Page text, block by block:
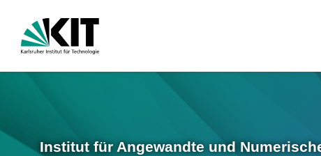
Institut für Angewandte und